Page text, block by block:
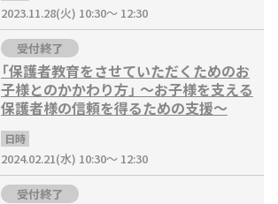
2023.11.28(火) 10:30～ 12:30
受付終了
「保護者教育をさせていただくためのお
子様とのかかわり方」 ～お子様を支える
保護者様の信頼を得るための支援～
日時
2024.02.21(水) 10:30～ 12:30
受付終了